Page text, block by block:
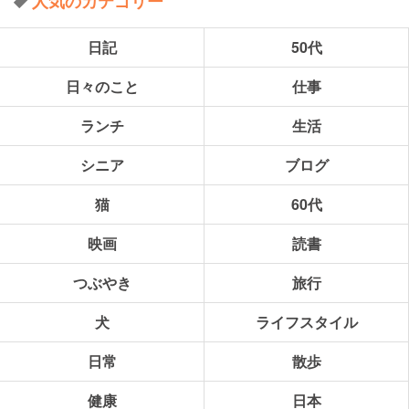
日記
50代
日々のこと
仕事
ランチ
生活
シニア
ブログ
猫
60代
映画
読書
つぶやき
旅行
犬
ライフスタイル
日常
散歩
健康
日本